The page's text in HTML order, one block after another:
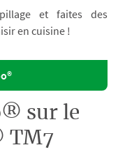
et faites des
en cuisine !
sur le
TM7